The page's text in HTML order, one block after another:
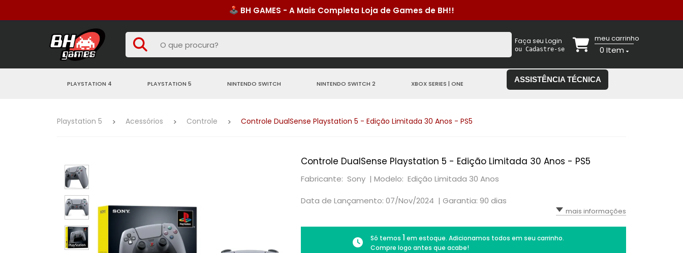
Faça seu Login
ou Cadastre-se
meu carrinho
0 Item
PLAYSTATION 4 PLAYSTATION 5 NINTENDO SWITCH NINTENDO SWITCH 2 XBOX SERIES | ONE ASSISTÊNCIA TÉCNICA
Playstation 5 Acessórios Controle Controle DualSense Playstation 5 - Edição Limitada 30 Anos - PS5
Controle DualSense Playstation 5 - Edição Limitada 30 Anos - PS5
Fabricante: Sony | Modelo: Edição Limitada 30 Anos
Data de Lançamento: 07/Nov/2024 | Garantia: 90 dias
mais informações
Só temos 1 em estoque. Adicionamos todos em seu carrinho.
Compre logo antes que acabe!